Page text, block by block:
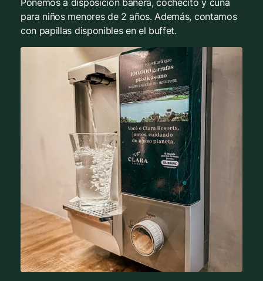
Ponemos a disposición bañera, cochecito y cuna
para niños menores de 2 años. Además, contamos
con papillas disponibles en el buffet.